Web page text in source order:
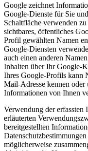
Google zeichnet
Google-Dienste für Sie
Schaltfläche verwenden
sichtbares, öffentliches
Profil gewählten Namen
Google-Diensten
auch einen anderen
Inhalten über Ihr Google-
Ihres Google-Profils kann
Mail-Adresse kennen oder
Informationen von Ihnen
Verwendung der erfassten
erläuterten
bereitgestellten
möglicherweise